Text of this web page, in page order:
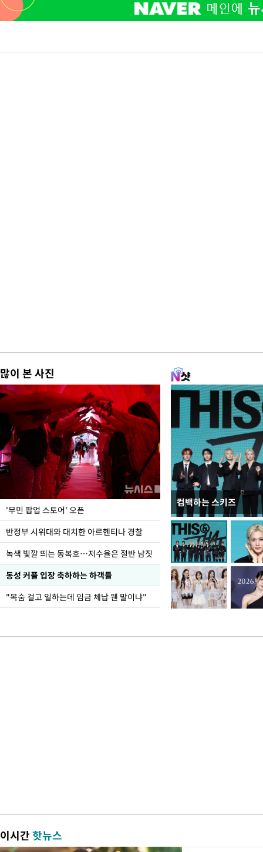
많이 본 사진
'무민 팝업 스토어' 오픈
반정부 시위대와 대치한 아르헨티나 경찰
녹색 빛깔 띄는 동복호…저수율은 절반 남짓
동성 커플 입장 축하하는 하객들
"목숨 걸고 일하는데 임금 체납 웬 말이냐"
컴백하는 스키즈
지석천 뒤덮은 개구리
이시간핫뉴스